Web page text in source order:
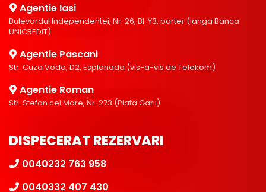
Agentie Iasi
Bulevardul Independentei, Nr. 26, Bl. Y3, parter (langa Banca
UNICREDIT)
Agentie Pascani
Str. Cuza Voda, D2, Esplanada (vis-a-vis de Telekom)
Agentie Roman
Str. Stefan cel Mare, Nr. 273 (Piata Garii)
DISPECERAT REZERVARI
0040232 763 958
0040332 407 430